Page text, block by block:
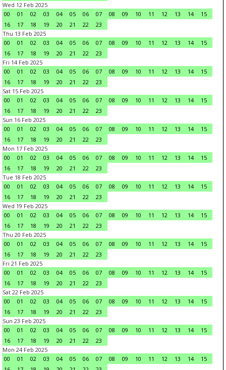
Wed 12 Feb 2025
00
01 02 03 04 05 06 07 08 09 10 11 12 13 14
15
16
17 18 19 20 21 22
23
Thu 13 Feb 2025
00
01 02 03 04 05 06 07 08 09 10 11 12 13 14
15
16
17 18 19 20 21 22
23
Fri 14 Feb 2025
00
01 02 03 04 05 06 07 08 09 10 11 12 13 14
15
16
17 18 19 20 21 22
23
Sat 15 Feb 2025
00
01 02 03 04 05 06 07 08 09 10 11 12 13 14
15
16
17 18 19 20 21 22
23
Sun 16 Feb 2025
00
01 02 03 04 05 06 07 08 09 10 11 12 13 14
15
16
17 18 19 20 21 22
23
Mon 17 Feb 2025
00
01 02 03 04 05 06 07 08 09 10 11 12 13 14
15
16
17 18 19 20 21 22
23
Tue 18 Feb 2025
00
01 02 03 04 05 06 07 08 09 10 11 12 13 14
15
16
17 18 19 20 21 22
23
Wed 19 Feb 2025
00
01 02 03 04 05 06 07 08 09 10 11 12 13 14
15
16
17 18 19 20 21 22
23
Thu 20 Feb 2025
00
01 02 03 04 05 06 07 08 09 10 11 12 13 14
15
16
17 18 19 20 21 22
23
Fri 21 Feb 2025
00
01 02 03 04 05 06 07 08 09 10 11 12 13 14
15
16
17 18 19 20 21 22
23
Sat 22 Feb 2025
00
01 02 03 04 05 06 07 08 09 10 11 12 13 14
15
16
17 18 19 20 21 22
23
Sun 23 Feb 2025
00
01 02 03 04 05 06 07 08 09 10 11 12 13 14
15
16
17 18 19 20 21 22
23
Mon 24 Feb 2025
00
01 02 03 04 05 06 07 08 09 10 11 12 13 14
15